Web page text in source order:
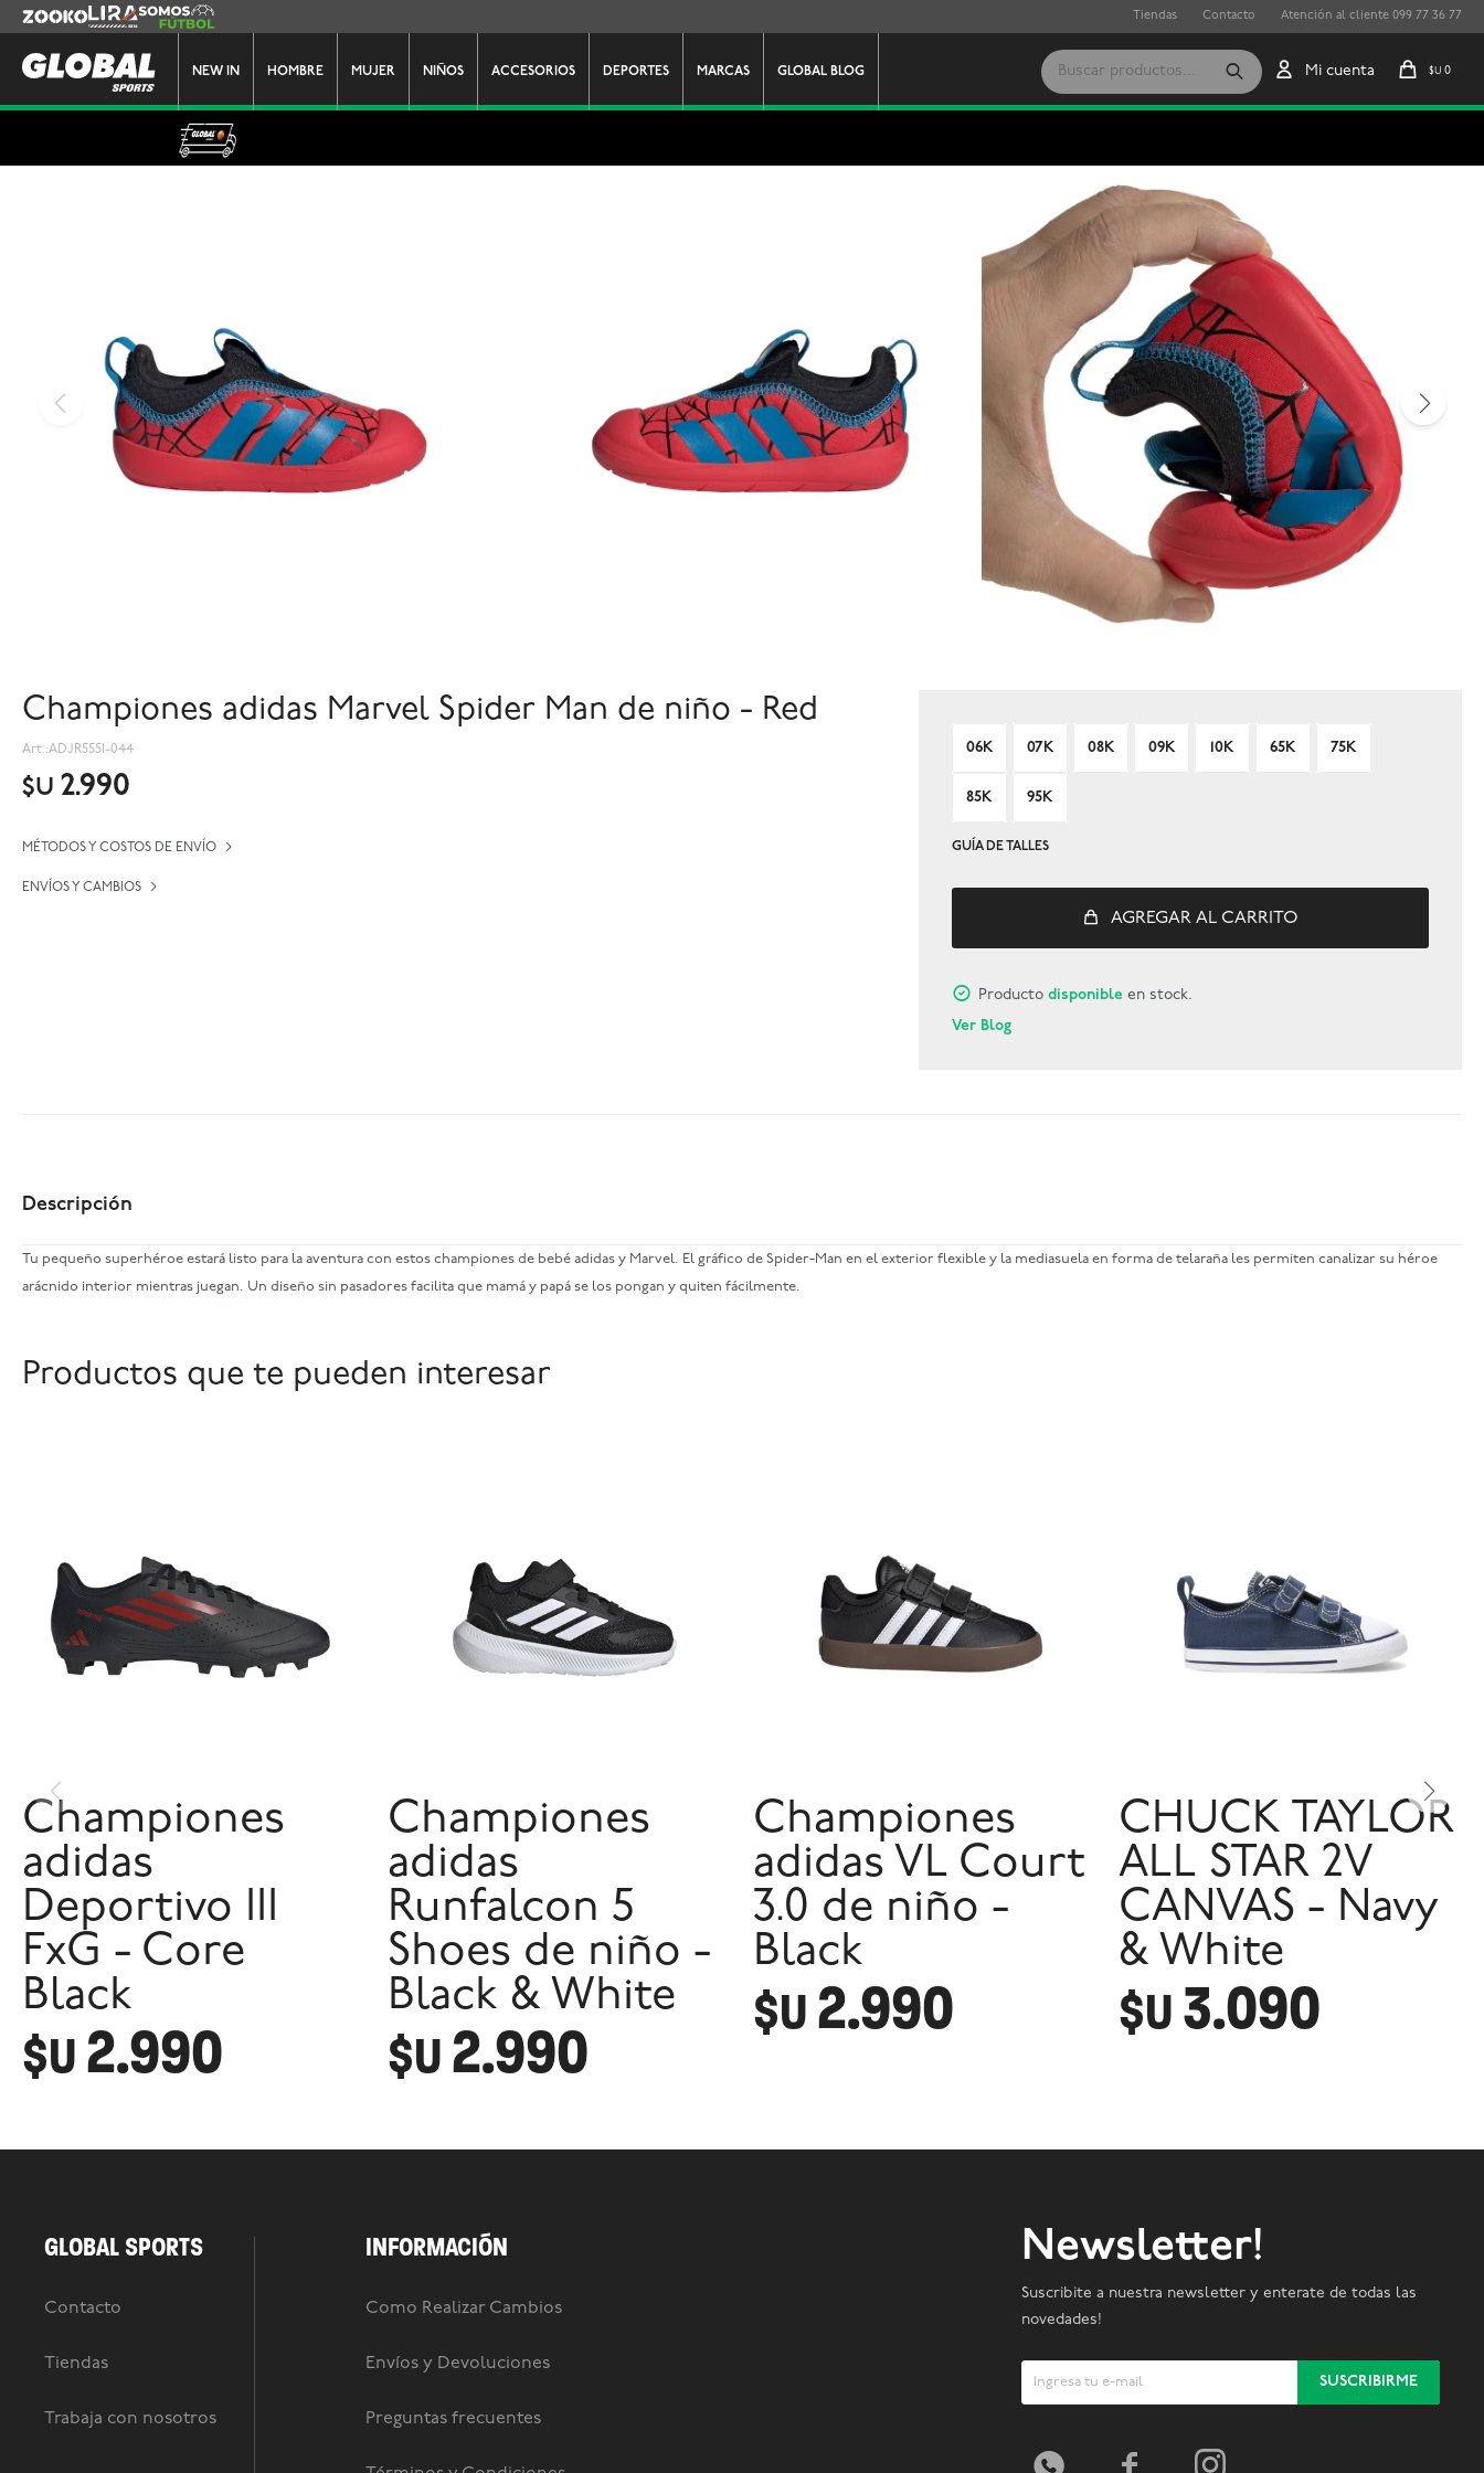
NEW IN HOMBRE MUJER NIÑOS ACCESORIOS DEPORTES MARCAS GLOBAL BLOG $U 0
Zooko Lira Somos Futbol Tiendas Contacto Atención al cliente 099 77 36 77
Championes adidas Marvel Spider Man de niño - Red
ADJR5551-044
$U 2.990
MÉTODOS Y COSTOS DE ENVÍO
ENVÍOS Y CAMBIOS
06K 07K 08K 09K 10K 65K 75K
85K 95K
GUÍA DE TALLES
AGREGAR AL CARRITO
Productodisponible en stock.
Ver Blog
Descripción
Tu pequeño superhéroe estará listo para la aventura con estos championes de bebé adidas y Marvel. El gráfico de Spider-Man en el exterior flexible y la mediasuela en forma de telaraña les permiten canalizar su héroe
arácnido interior mientras juegan. Un diseño sin pasadores facilita que mamá y papá se los pongan y quiten fácilmente.
Productos que te pueden interesar
Championes
adidas
Deportivo III
FxG - Core
Black
$U2.990
Championes
adidas
Runfalcon 5
Shoes de niño -
Black & White
$U2.990
Championes
adidas VL Court
3.0 de niño -
Black
$U2.990
CHUCK TAYLOR
ALL STAR 2V
CANVAS - Navy
& White
$U3.090
GLOBAL SPORTS
Contacto
Tiendas
Trabaja con nosotros
INFORMACIÓN
Como Realizar Cambios
Envíos y Devoluciones
Preguntas frecuentes
Newsletter!
Suscribite a nuestra newsletter y enterate de todas las
novedades!
SUSCRIBIRME
  